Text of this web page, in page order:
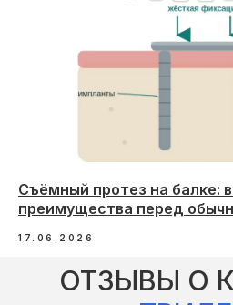
Съёмный протез на балке:
преимущества перед
17.06.2026
ОТЗЫВЫ О